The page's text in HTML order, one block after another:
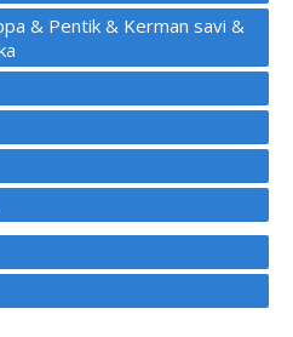
& Pentik & Kerman savi &